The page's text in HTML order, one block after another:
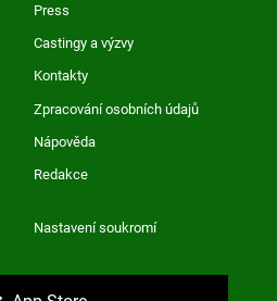
Press
Castingy a výzvy
Kontakty
Zpracování osobních údajů
Nápověda
Redakce
Nastavení soukromí